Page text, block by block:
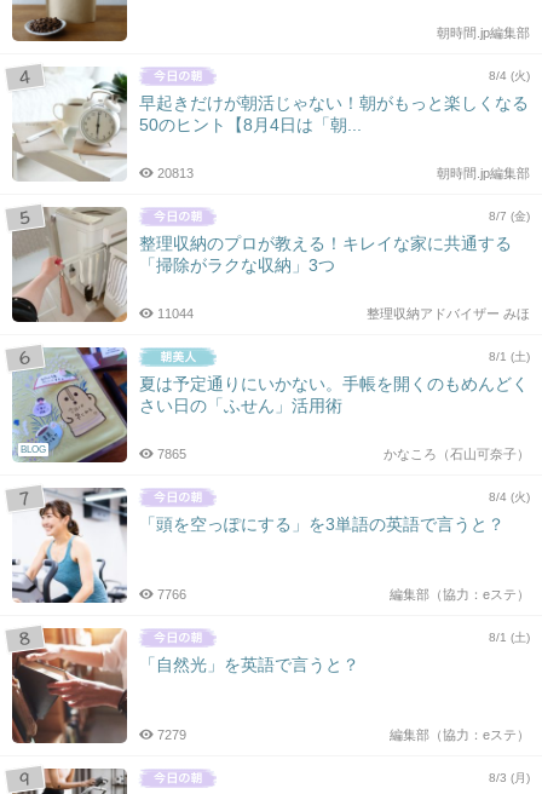
朝時間.jp編集部
8/4 (火)
早起きだけが朝活じゃない！朝がもっと楽しくなる
50のヒント【8月4日は「朝...
朝時間.jp編集部
20813
8/7 (金)
整理収納のプロが教える！キレイな家に共通する
「掃除がラクな収納」3つ
整理収納アドバイザー みほ
11044
BLOG
8/1 (土)
夏は予定通りにいかない。手帳を開くのもめんどく
さい日の「ふせん」活用術
かなころ（石山可奈子）
7865
8/4 (火)
「頭を空っぽにする」を3単語の英語で言うと？
編集部（協力：eステ）
7766
8/1 (土)
「自然光」を英語で言うと？
編集部（協力：eステ）
7279
8/3 (月)